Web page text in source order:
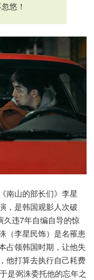
悠！
南山的部长们》李星
，是韩国观影人次破
久违7年自编自导的惊
（李星民饰）是名罹患
占领韩国时期，让他失
他打算去执行自己耗费
是弼洙委托他的忘年之